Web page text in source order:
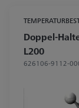
Doppel-
L200
626106-9112-